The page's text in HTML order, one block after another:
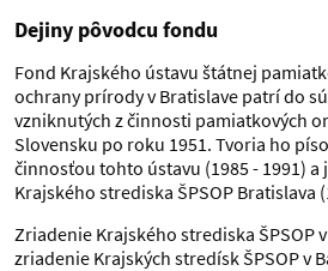
Dejiny pôvodcu fondu
Fond Krajského ústavu štátnej
ochrany prírody v Bratislave patrí do
vzniknutých z činnosti pamiatkových
Slovensku po roku 1951. Tvoria ho
činnosťou tohto ústavu (1985 - 1991)
Krajského strediska ŠPSOP Bratislava
Zriadenie Krajského strediska ŠPSOP
zriadenie Krajských stredísk ŠPSOP v